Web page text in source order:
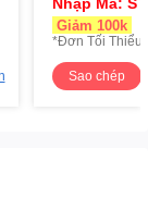
Giảm 100k
*Đơn Tối Thiểu
Sao chép